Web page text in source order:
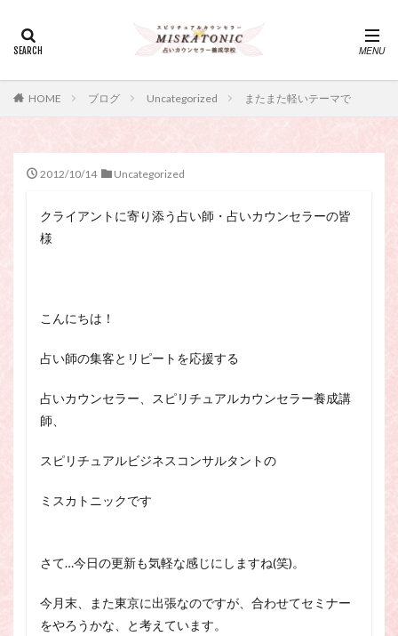
HOME ブログ Uncategorized またまた軽いテーマで
2012/10/14 Uncategorized
クライアントに寄り添う占い師・占いカウンセラーの皆
様
こんにちは！
占い師の集客とリピートを応援する
占いカウンセラー、スピリチュアルカウンセラー養成講
師、
スピリチュアルビジネスコンサルタントの
ミスカトニックです
さて…今日の更新も気軽な感じにしますね(笑)。
今月末、また東京に出張なのですが、合わせてセミナー
をやろうかな、と考えています。
ー、占い師、占い師になりたい、占い講座
引き寄せの法則
心理療法
波動の法則
占い師になりたい
スピリチュアル・セラピー
サイコセラピー
スピリチュアル・カウンセラーになりたい
スピリチュアル・セッション
アル・カウンセラーになりたい、スピリチュアル・カウンセリ
カウンセラー、占いカウンセリング、占いセラピー、占い師、
占いカウンセリング
スピリチュアルカウンセラー
スピリチュアル講座
パワースポット